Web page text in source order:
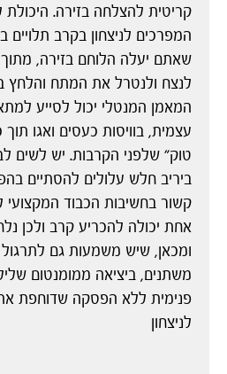
קריטית להצלחה בזירה. היכולת
המפרכים לניצחון בקרב תלויים
שאתם יעלה הלוחם בזירה, מתוך
לנצח ולנטרל את המתח והלחץ
המאמן המנטלי יכול לסייע
עצמית, בוויסות כעסים ואגו
טוק" שלפני הקרבות. יש לשים
ביריב חלש עלולים להסתיים
קשור בחשיבות הכבוד המקצועי
אחת יכולה להכריע קרב ולכן
ומכאן, שיש משמעות גם
משתנים, ביציאה ממומנטום
פנימית ללא הפסקה שדוחפת
לניצחון